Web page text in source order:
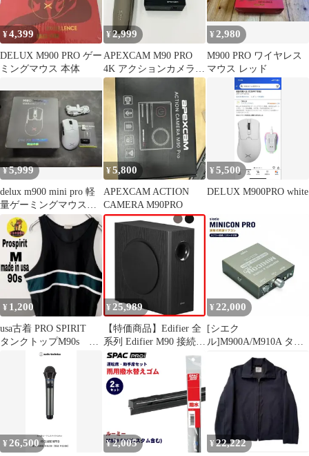
¥4,399
DELUX M900 PRO ゲー
ミングマウス 本体
¥2,999
APEXCAM M90 PRO
4K アクションカメラ
三脚ハンドグリップ付
き 動作未確認
¥ 2,980
M900 PRO ワイヤレス
マウス レッド
¥5,999
delux m900 mini pro 軽
量ゲーミングマウス
40g
¥5,800
APEXCAM ACTION
CAMERA M90PRO
¥5,500
DELUX M900PRO white
¥ 1,200
usa古着 PRO SPIRIT
タンクトップM90s ア
メリカ製 ブラック
¥ 25,989
【特価商品】Edifier 全
系列 Edifier M90 接続
（ケーブル同梱）｜
M60 AUX/RCA MR3
3.5mm MR4 ｜ MR5 ｜
G2000 35Hz~115Hz
G2000Pro 周波数特性
G1000II （薄型ニュー
デザイン） 等
¥ 22,000
[シエク
ル]M900A/M910A タン
(H28/11～)用ミニコン
プロ MINICON PRO 調
整式燃調サブコン
¥ 26,500 ¥2,005 ¥22,222